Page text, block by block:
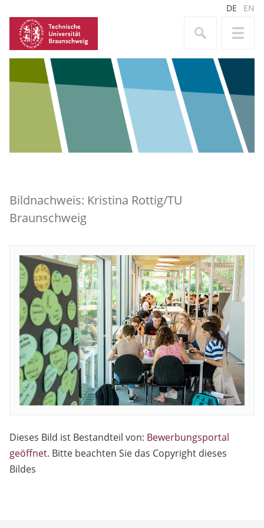
DE EN
Bildnachweis: Kristina Rottig/TU
Braunschweig
Dieses Bild ist Bestandteil von: Bewerbungsportal
geöffnet. Bitte beachten Sie das Copyright dieses
Bildes